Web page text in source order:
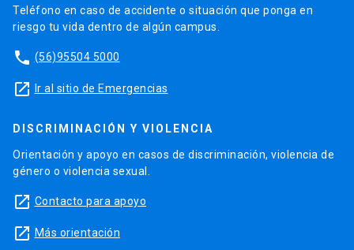
Teléfono en caso de accidente o situación que ponga en
riesgo tu vida dentro de algún campus.
phone (56)95504 5000
launch Ir al sitio de Emergencias
DISCRIMINACIÓN Y VIOLENCIA
Orientación y apoyo en casos de discriminación, violencia de
género o violencia sexual.
launch Contacto para apoyo
launch Más orientación